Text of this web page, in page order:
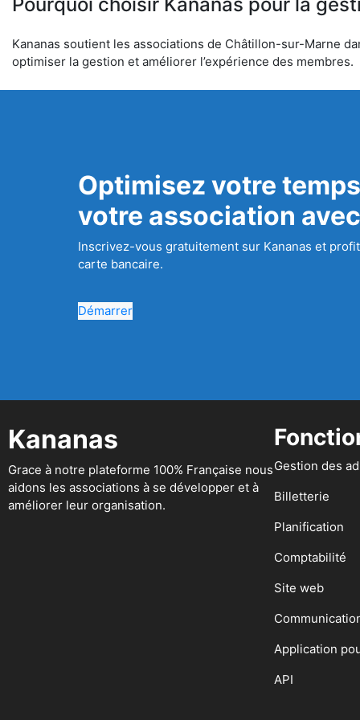
Kananas soutient les associations de Châtillon-sur-Marne
optimiser la gestion et améliorer l’expérience des membres.
Optimisez votre
votre association
Inscrivez-vous gratuitement sur Kananas et
carte bancaire.
Démarrer
Kananas
Grace à notre plateforme 100% Française nous
aidons les associations à se développer et à
améliorer leur organisation.
Gestion des
Billetterie
Planification
Comptabilité
Site web
Application
API